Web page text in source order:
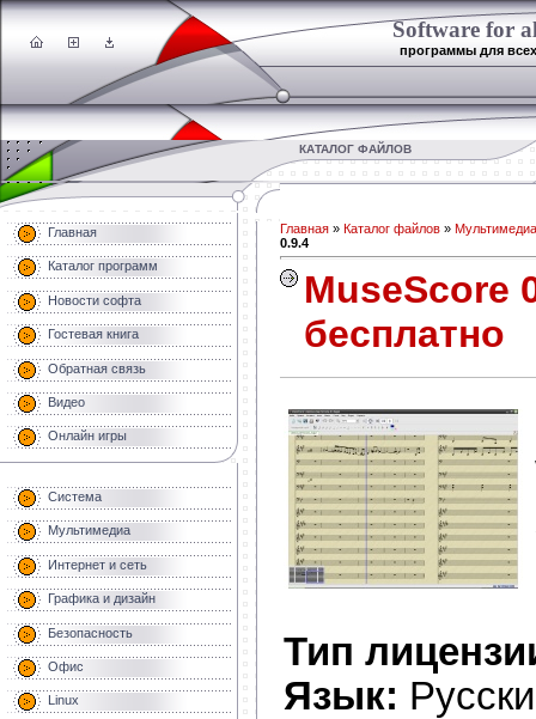
Software for
программы для всех
КАТАЛОГ ФАЙЛОВ
Главная
Каталог программ
Новости софта
Гостевая книга
Обратная связь
Видео
Онлайн игры
Система
Мультимедиа
Интернет и сеть
Графика и дизайн
Безопасность
Офис
Linux
Главная » Каталог файлов » Мультимедиа
0.9.4
MuseScore
бесплатно
Тип
Язык: